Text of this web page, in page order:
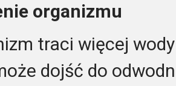
organizmu
traci więcej
dojść do